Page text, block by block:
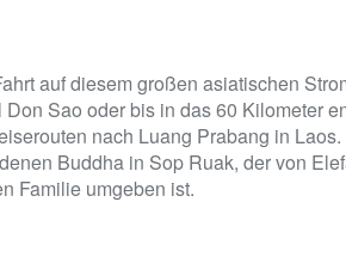
auf diesem großen asiatischen
Sao oder bis in das 60 Kilometer
nach Luang Prabang in Laos.
Buddha in Sop Ruak, der von
Familie umgeben ist.